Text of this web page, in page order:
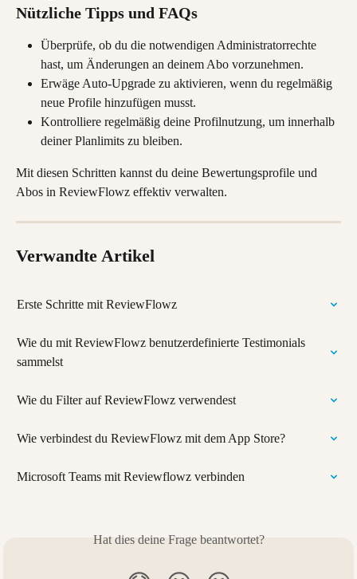
Nützliche Tipps und FAQs
Überprüfe, ob du die notwendigen Administratorrechte
hast, um Änderungen an deinem Abo vorzunehmen.
Erwäge Auto-Upgrade zu aktivieren, wenn du regelmäßig
neue Profile hinzufügen musst.
Kontrolliere regelmäßig deine Profilnutzung, um innerhalb
deiner Planlimits zu bleiben.
Mit diesen Schritten kannst du deine Bewertungsprofile und
Abos in ReviewFlowz effektiv verwalten.
Verwandte Artikel
Erste Schritte mit ReviewFlowz
Wie du mit ReviewFlowz benutzerdefinierte Testimonials
sammelst
Wie du Filter auf ReviewFlowz verwendest
Wie verbindest du ReviewFlowz mit dem App Store?
Microsoft Teams mit Reviewflowz verbinden
Hat dies deine Frage beantwortet?